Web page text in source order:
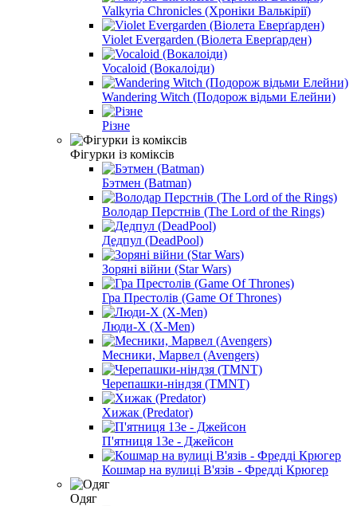
Valkyria Chronicles (Хроніки Валькірії)
Violet Evergarden (Віолета Еверґарден)
Vocaloid (Вокалоіди)
Wandering Witch (Подорож відьми Елейни)
Різне
Фігурки із коміксів
Бэтмен (Batman)
Володар Перстнів (The Lord of the Rings)
Дедпул (DeadPool)
Зоряні війни (Star Wars)
Гра Престолів (Game Of Thrones)
Люди-Х (X-Men)
Месники, Марвел (Avengers)
Черепашки-ніндзя (TMNT)
Хижак (Predator)
П'ятниця 13е - Джейсон
Кошмар на вулиці В'язів - Фредді Крюгер
Одяг